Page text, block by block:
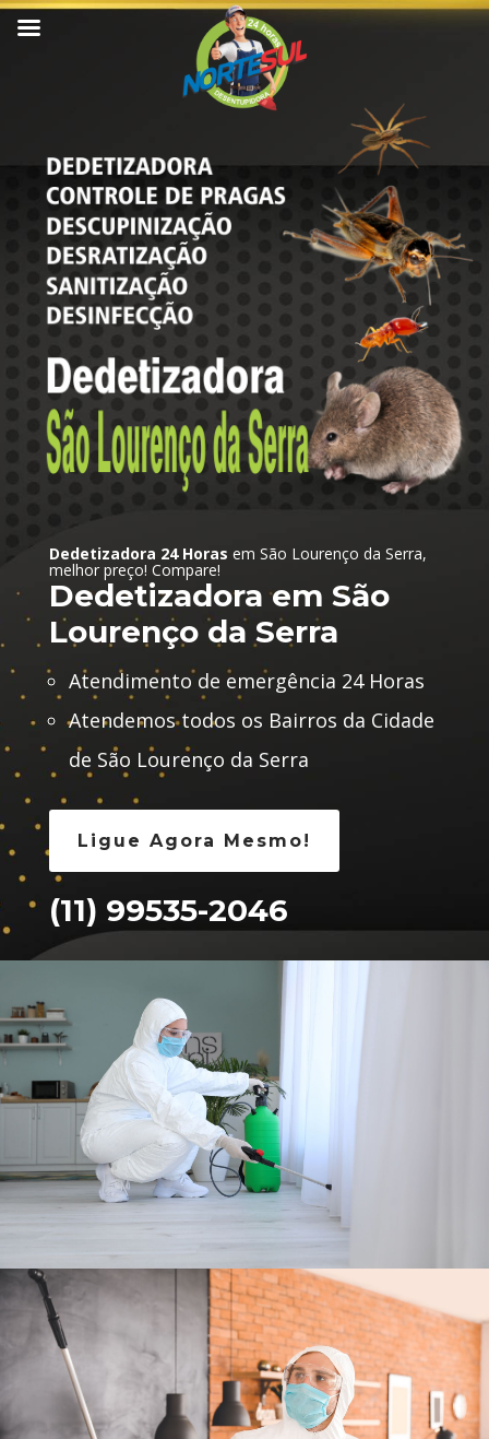
Dedetizadora 24 Horas em São Lourenço da Serra,
melhor preço! Compare!
Dedetizadora em São
Lourenço da Serra
Atendimento de emergência 24 Horas
Atendemos todos os Bairros da Cidade
de São Lourenço da Serra
Ligue Agora Mesmo!
(11) 99535-2046